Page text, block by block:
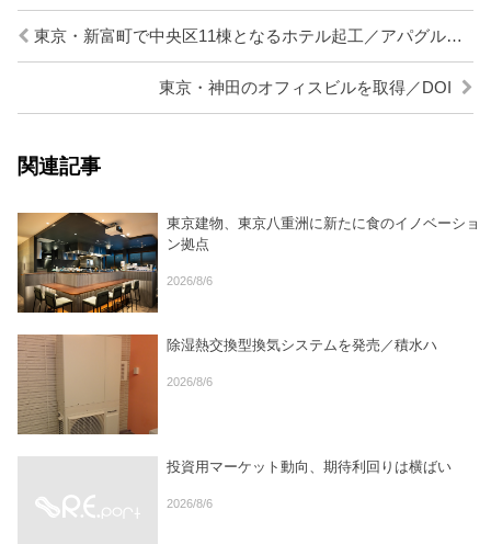
東京・新富町で中央区11棟となるホテル起工／アパグループ
東京・神田のオフィスビルを取得／DOI
関連記事
東京建物、東京八重洲に新たに食のイノベーショ
ン拠点
2026/8/6
除湿熱交換型換気システムを発売／積水ハ
2026/8/6
投資用マーケット動向、期待利回りは横ばい
2026/8/6